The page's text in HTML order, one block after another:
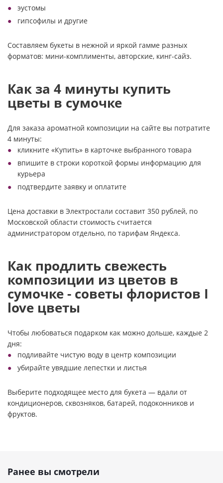
эустомы
гипсофилы и другие
Составляем букеты в нежной и яркой гамме разных
форматов: мини-комплименты, авторские, кинг-сайз.
Как за 4 минуты купить
цветы в сумочке
Для заказа ароматной композиции на сайте вы потратите
4 минуты:
кликните «Купить» в карточке выбранного товара
впишите в строки короткой формы информацию для
курьера
подтвердите заявку и оплатите
Цена доставки в Электростали составит 350 рублей, по
Московской области стоимость считается
администратором отдельно, по тарифам Яндекса.
Как продлить свежесть
композиции из цветов в
сумочке - советы флористов I
love цветы
Чтобы любоваться подарком как можно дольше, каждые 2
дня:
подливайте чистую воду в центр композиции
убирайте увядшие лепестки и листья
Выберите подходящее место для букета — вдали от
кондиционеров, сквозняков, батарей, подоконников и
фруктов.
Ранее вы смотрели